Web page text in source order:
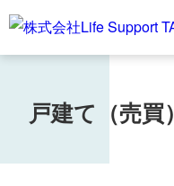
戸建て（売買）